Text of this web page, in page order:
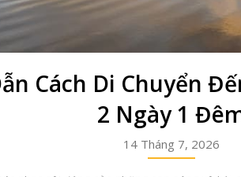
Cách Di Chuyển
2 Ngày 1
14 Tháng 7, 2026